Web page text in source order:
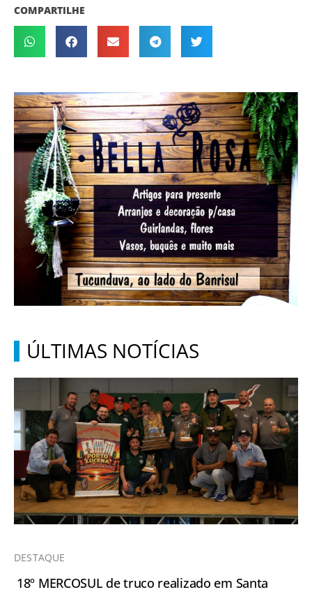
COMPARTILHE
ÚLTIMAS NOTÍCIAS
DESTAQUE
18º MERCOSUL de truco realizado em Santa